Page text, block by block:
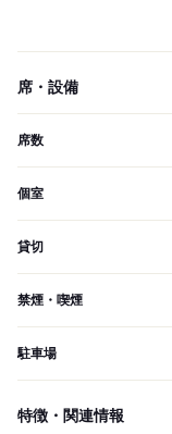
席・設備
席数
個室
貸切
禁煙・喫煙
駐車場
特徴・関連情報